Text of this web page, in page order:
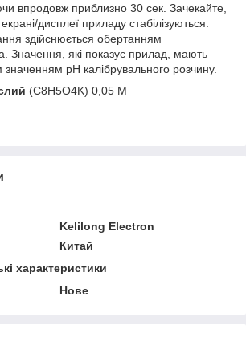
впродовж приблизно 30 сек. Зачекайте,
дисплеї приладу стабілізуються.
здійснюється обертанням
Значення, які показує прилад, мають
значенням pH калібрувального розчину.
(C8H5O4K) 0,05 M
Kelilong Electron
Китай
характеристики
Нове